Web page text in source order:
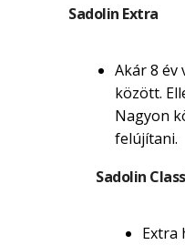
Sadolin Extra
Akár 8 év
között.
Nagyon
felújítani.
Sadolin
Extra